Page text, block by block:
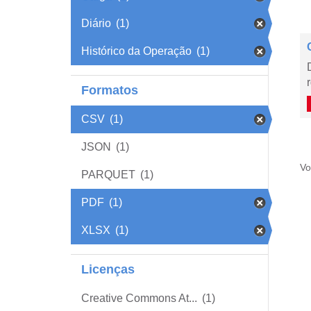
Diário (1)
Histórico da Operação (1)
Formatos
CSV (1)
JSON (1)
PARQUET (1)
PDF (1)
XLSX (1)
Licenças
Creative Commons At... (1)